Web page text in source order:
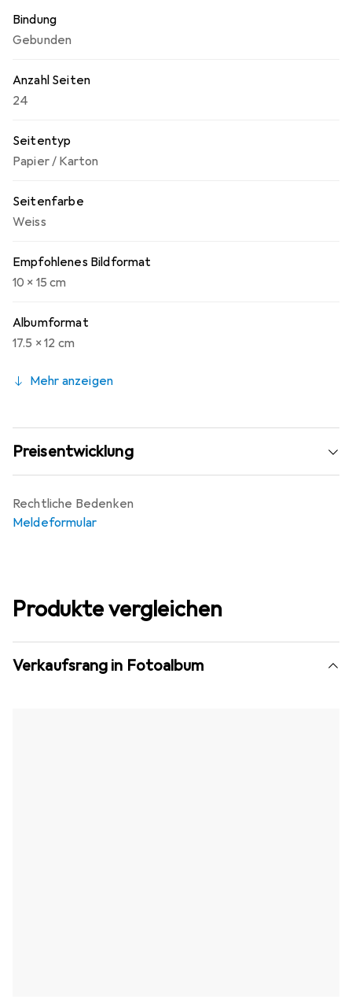
Bindung
Gebunden
Anzahl Seiten
24
Seitentyp
Papier / Karton
Seitenfarbe
Weiss
Empfohlenes Bildformat
10 x 15 cm
Albumformat
17.5 x 12 cm
Mehr anzeigen
Preisentwicklung
Rechtliche Bedenken
Meldeformular
Produkte vergleichen
Verkaufsrang in Fotoalbum